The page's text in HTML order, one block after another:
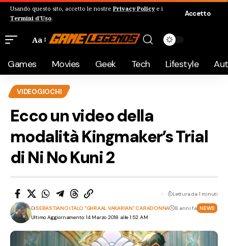
Usando questo sito, accetto le nostre Privacy Policye i
Termini d'Uso.
Accetto
Aa
Games Movies Geek Tech Lifestyle
VIDEOGIOCHI
Ecco un video della
modalità Kingmaker’s Trial
di Ni No Kuni 2
Ultimo Aggiornamento: 14 Marzo 2018 alle 1:52 AM
DiSEBASTIANO ITALO "GHRAAL VAKARIAN" CARADONNA 8 anni fa NEWS
Lettura da 1 minuti